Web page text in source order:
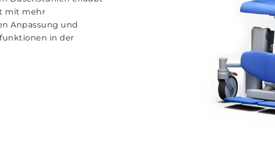
mit mehr
Anpassung und
in der